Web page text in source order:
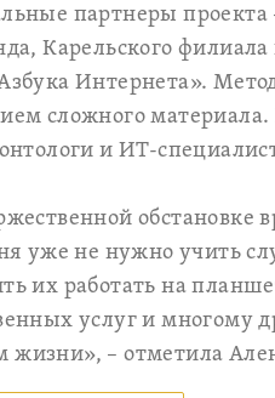
партнеры проекта
Карельского
Интернета».
сложного
и ИТ-
обстановке
уже не нужно учить
их работать на
услуг и многому
– отметила